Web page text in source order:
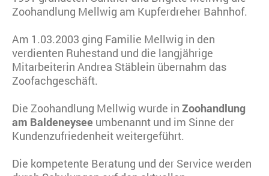
Zoohandlung Mellwig am Kupferdreher Bahnhof.
Am 1.03.2003 ging Familie Mellwig in den
verdienten Ruhestand und die langjährige
Mitarbeiterin Andrea Stäblein übernahm das
Zoofachgeschäft.
Die Zoohandlung Mellwig wurde in Zoohandlung
am Baldeneysee umbenannt und im Sinne der
Kundenzufriedenheit weitergeführt.
Die kompetente Beratung und der Service werden